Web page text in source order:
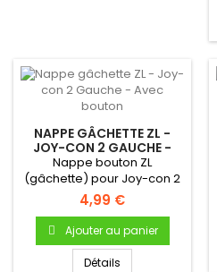
NAPPE GÂCHETTE ZL -
JOY-CON 2 GAUCHE -
AVEC BOUTON
Nappe bouton ZL
(gâchette) pour Joy-con 2
Gauche
4,99 €
Ajouter au panier
Détails